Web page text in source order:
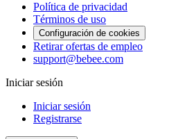
Política de privacidad
Términos de uso
Configuración de cookies
Retirar ofertas de empleo
support@bebee.com
Iniciar sesión
Iniciar sesión
Registrarse